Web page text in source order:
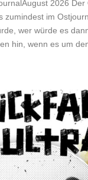
2026 Der
zumindest im
wer würde es
hin, wenn es um